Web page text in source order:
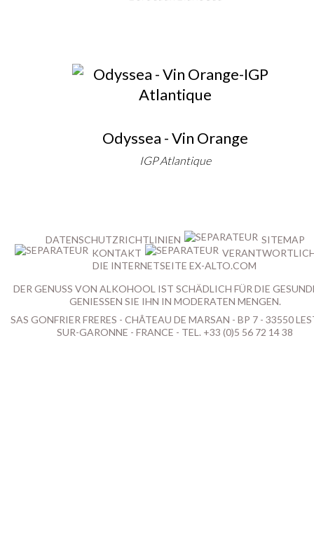
Odyssea - Vin Orange
IGP Atlantique
DATENSCHUTZRICHTLINIEN
SITEMAP
KONTAKT
DIE INTERNETSEITE EX-ALTO.COM
DER GENUSS VON ALKOHOOL IST SCHÄDLICH FÜR DIE
GENIESSEN SIE IHN IN MODERATEN MENGEN.
SAS GONFRIER FRERES - CHÂTEAU DE MARSAN - BP 7 - 33550
SUR-GARONNE - FRANCE - TEL. +33 (0)5 56 72 14 38